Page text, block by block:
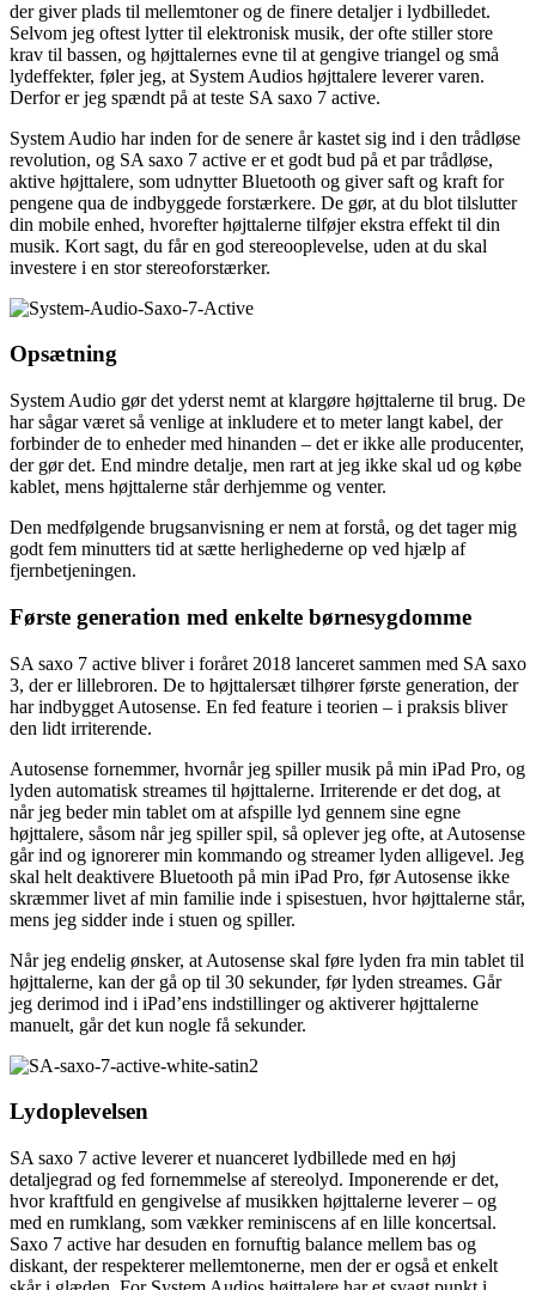
der giver plads til mellemtoner og de finere detaljer i lydbilledet.
Selvom jeg oftest lytter til elektronisk musik, der ofte stiller store
krav til bassen, og højttalernes evne til at gengive triangel og små
lydeffekter, føler jeg, at System Audios højttalere leverer varen.
Derfor er jeg spændt på at teste SA saxo 7 active.
System Audio har inden for de senere år kastet sig ind i den trådløse
revolution, og SA saxo 7 active er et godt bud på et par trådløse,
aktive højttalere, som udnytter Bluetooth og giver saft og kraft for
pengene qua de indbyggede forstærkere. De gør, at du blot tilslutter
din mobile enhed, hvorefter højttalerne tilføjer ekstra effekt til din
musik. Kort sagt, du får en god stereooplevelse, uden at du skal
investere i en stor stereoforstærker.
Opsætning
System Audio gør det yderst nemt at klargøre højttalerne til brug. De
har sågar været så venlige at inkludere et to meter langt kabel, der
forbinder de to enheder med hinanden – det er ikke alle producenter,
der gør det. End mindre detalje, men rart at jeg ikke skal ud og købe
kablet, mens højttalerne står derhjemme og venter.
Den medfølgende brugsanvisning er nem at forstå, og det tager mig
godt fem minutters tid at sætte herlighederne op ved hjælp af
fjernbetjeningen.
Første generation med enkelte børnesygdomme
SA saxo 7 active bliver i foråret 2018 lanceret sammen med SA saxo
3, der er lillebroren. De to højttalersæt tilhører første generation, der
har indbygget Autosense. En fed feature i teorien – i praksis bliver
den lidt irriterende.
Autosense fornemmer, hvornår jeg spiller musik på min iPad Pro, og
lyden automatisk streames til højttalerne. Irriterende er det dog, at
når jeg beder min tablet om at afspille lyd gennem sine egne
højttalere, såsom når jeg spiller spil, så oplever jeg ofte, at Autosense
går ind og ignorerer min kommando og streamer lyden alligevel. Jeg
skal helt deaktivere Bluetooth på min iPad Pro, før Autosense ikke
skræmmer livet af min familie inde i spisestuen, hvor højttalerne står,
mens jeg sidder inde i stuen og spiller.
Når jeg endelig ønsker, at Autosense skal føre lyden fra min tablet til
højttalerne, kan der gå op til 30 sekunder, før lyden streames. Går
jeg derimod ind i iPad’ens indstillinger og aktiverer højttalerne
manuelt, går det kun nogle få sekunder.
Lydoplevelsen
SA saxo 7 active leverer et nuanceret lydbillede med en høj
detaljegrad og fed fornemmelse af stereolyd. Imponerende er det,
hvor kraftfuld en gengivelse af musikken højttalerne leverer – og
med en rumklang, som vækker reminiscens af en lille koncertsal.
Saxo 7 active har desuden en fornuftig balance mellem bas og
diskant, der respekterer mellemtonerne, men der er også et enkelt